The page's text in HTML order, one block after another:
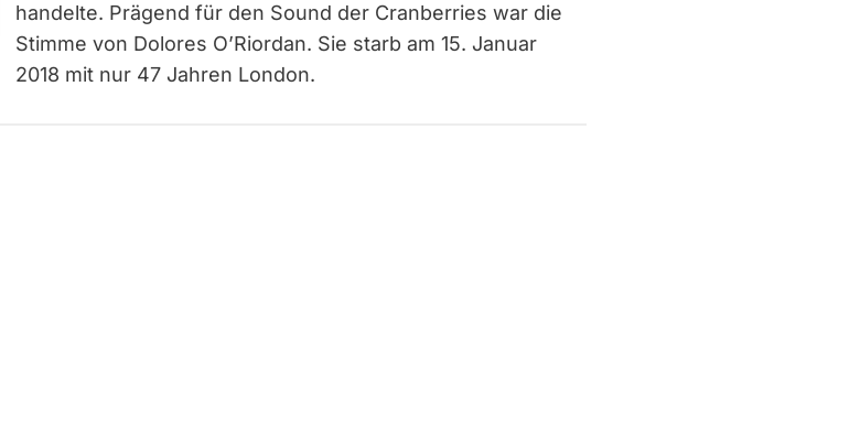
handelte. Prägend für den Sound der Cranberries war die
Stimme von Dolores O’Riordan. Sie starb am 15. Januar
2018 mit nur 47 Jahren London.